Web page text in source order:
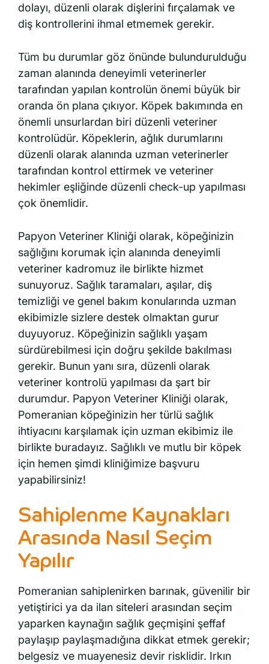
dolayı, düzenli olarak dişlerini fırçalamak ve
diş kontrollerini ihmal etmemek gerekir.
Tüm bu durumlar göz önünde bulundurulduğu
zaman alanında deneyimli veterinerler
tarafından yapılan kontrolün önemi büyük bir
oranda ön plana çıkıyor. Köpek bakımında en
önemli unsurlardan biri düzenli veteriner
kontrolüdür. Köpeklerin, ağlık durumlarını
düzenli olarak alanında uzman veterinerler
tarafından kontrol ettirmek ve veteriner
hekimler eşliğinde düzenli check-up yapılması
çok önemlidir.
Papyon Veteriner Kliniği olarak, köpeğinizin
sağlığını korumak için alanında deneyimli
veteriner kadromuz ile birlikte hizmet
sunuyoruz. Sağlık taramaları, aşılar, diş
temizliği ve genel bakım konularında uzman
ekibimizle sizlere destek olmaktan gurur
duyuyoruz. Köpeğinizin sağlıklı yaşam
sürdürebilmesi için doğru şekilde bakılması
gerekir. Bunun yanı sıra, düzenli olarak
veteriner kontrolü yapılması da şart bir
durumdur. Papyon Veteriner Kliniği olarak,
Pomeranian köpeğinizin her türlü sağlık
ihtiyacını karşılamak için uzman ekibimiz ile
birlikte buradayız. Sağlıklı ve mutlu bir köpek
için hemen şimdi kliniğimize başvuru
yapabilirsiniz!
Sahiplenme Kaynakları
Arasında Nasıl Seçim
Yapılır
Pomeranian sahiplenirken barınak, güvenilir bir
yetiştirici ya da ilan siteleri arasından seçim
yaparken kaynağın sağlık geçmişini şeffaf
paylaşıp paylaşmadığına dikkat etmek gerekir;
belgesiz ve muayenesiz devir risklidir. Irkın